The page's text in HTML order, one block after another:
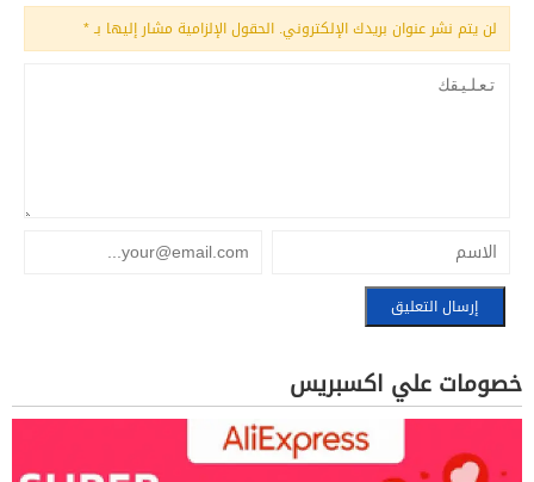
لن يتم نشر عنوان بريدك الإلكتروني. الحقول الإلزامية مشار إليها بـ*
خصومات علي اكسبريس